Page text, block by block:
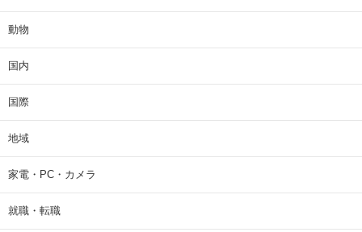
動物
国内
国際
地域
家電・PC・カメラ
就職・転職